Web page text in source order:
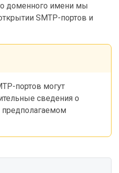
доменного имени мы
SMTP-портов и
портов могут
сведения о